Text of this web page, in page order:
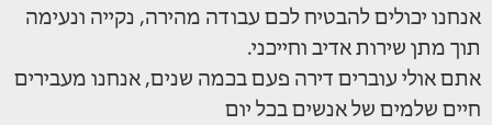
אנחנו יכולים להבטיח לכם עבודה מהירה, נקייה ונעימה
תוך מתן שירות אדיב וחייכני.
אתם אולי עוברים דירה פעם בכמה שנים, אנחנו מעבירים
חיים שלמים של אנשים בכל יום